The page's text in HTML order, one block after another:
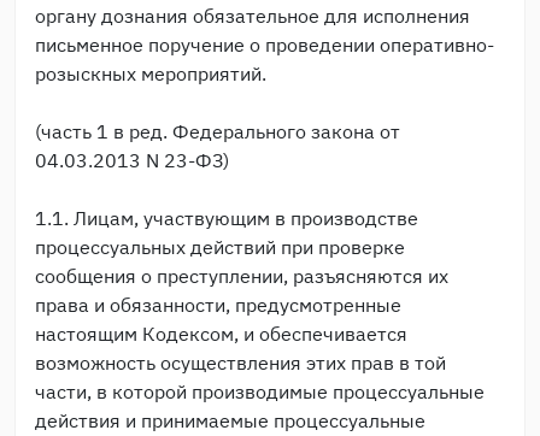
органу дознания обязательное для исполнения
письменное поручение о проведении оперативно-
розыскных мероприятий.
(часть 1 в ред. Федерального закона от
04.03.2013 N 23-ФЗ)
1.1. Лицам, участвующим в производстве
процессуальных действий при проверке
сообщения о преступлении, разъясняются их
права и обязанности, предусмотренные
настоящим Кодексом, и обеспечивается
возможность осуществления этих прав в той
части, в которой производимые процессуальные
действия и принимаемые процессуальные